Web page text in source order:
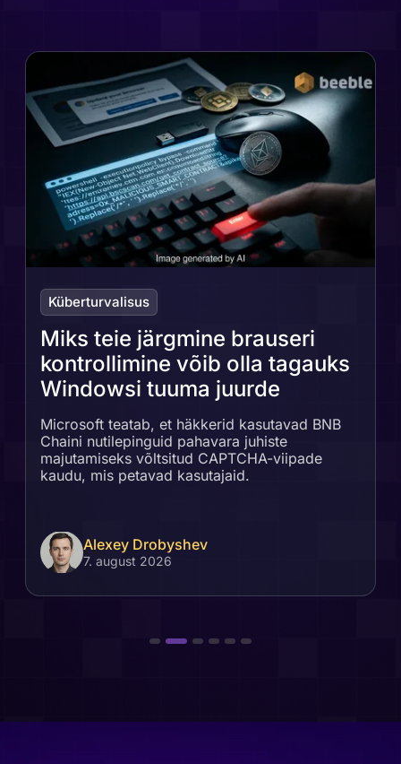
Küberturvalisus
Miks teie järgmine brauseri
kontrollimine võib olla tagauks
Windowsi tuuma juurde
Microsoft teatab, et häkkerid kasutavad BNB
Chaini nutilepinguid pahavara juhiste
majutamiseks võltsitud CAPTCHA-viipade
kaudu, mis petavad kasutajaid.
Alexey Drobyshev
7. august 2026